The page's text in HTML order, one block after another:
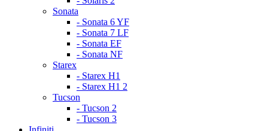
Sonata
- Sonata 6 YF
- Sonata 7 LF
- Sonata EF
- Sonata NF
Starex
- Starex H1
- Starex H1 2
Tucson
- Tucson 2
- Tucson 3